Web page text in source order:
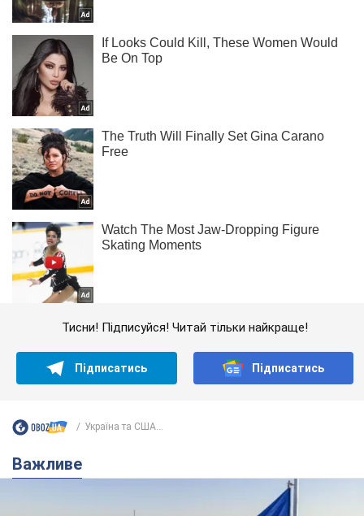
Тисни! Підписуйся! Читай тільки найкраще!
Підписатись Підписатись
Україна та США...
Важливе